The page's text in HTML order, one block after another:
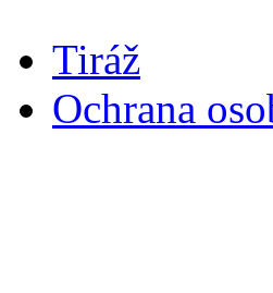
Tiráž
Ochrana